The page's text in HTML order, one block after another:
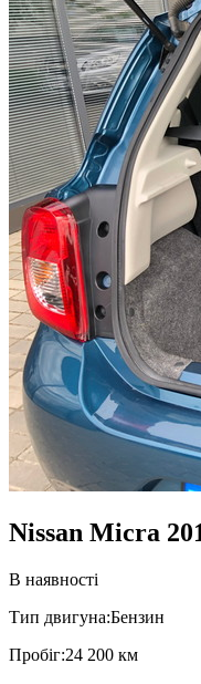
Nissan Micra
В наявності
Тип двигуна:Бензин
Пробiг:24 200 км